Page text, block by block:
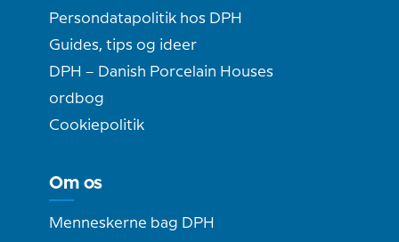
Persondatapolitik hos DPH
Guides, tips og ideer
DPH – Danish Porcelain Houses
ordbog
Cookiepolitik
Om os
Menneskerne bag DPH